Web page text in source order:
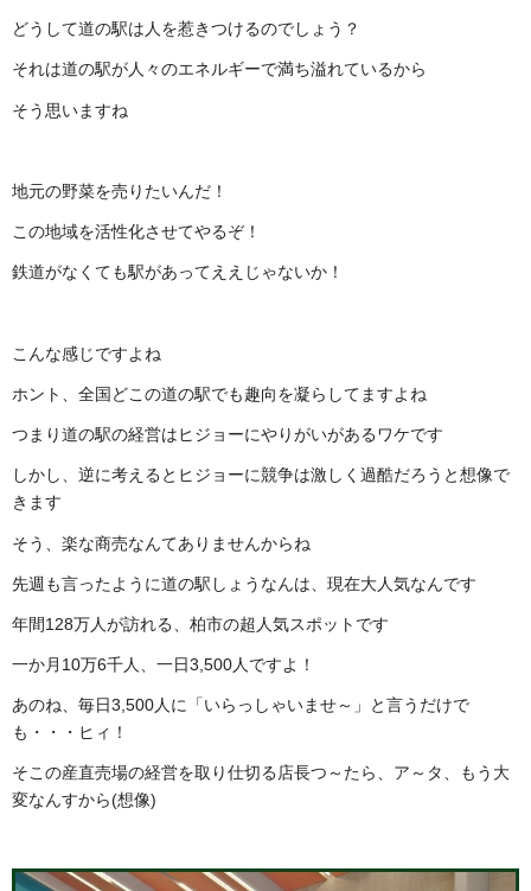
どうして道の駅は人を惹きつけるのでしょう？
それは道の駅が人々のエネルギーで満ち溢れているから
そう思いますね
地元の野菜を売りたいんだ！
この地域を活性化させてやるぞ！
鉄道がなくても駅があってええじゃないか！
こんな感じですよね
ホント、全国どこの道の駅でも趣向を凝らしてますよね
つまり道の駅の経営はヒジョーにやりがいがあるワケです
しかし、逆に考えるとヒジョーに競争は激しく過酷だろうと想像で
きます
そう、楽な商売なんてありませんからね
先週も言ったように道の駅しょうなんは、現在大人気なんです
年間128万人が訪れる、柏市の超人気スポットです
一か月10万6千人、一日3,500人ですよ！
あのね、毎日3,500人に「いらっしゃいませ～」と言うだけで
も・・・ヒィ！
そこの産直売場の経営を取り仕切る店長つ～たら、ア～タ、もう大
変なんすから(想像)